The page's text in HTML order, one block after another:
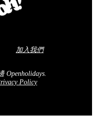
加入我們
Openholidays.
Policy